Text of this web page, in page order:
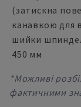
(затискна
канавкою для
шийки
450 мм
*Можливі
фактичними